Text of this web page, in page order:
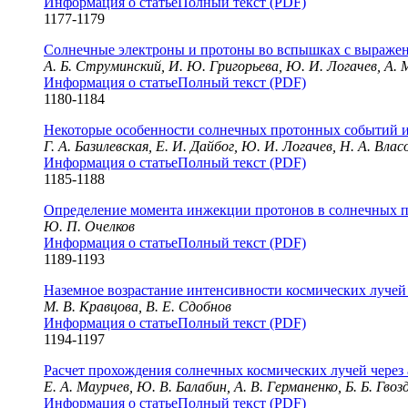
1177-1179
Солнечные электроны и протоны во вспышках с
А. Б. Струминский, И. Ю. Григорьева, Ю. И. Логачев, А.
Информация о статьеПолный текст (PDF)
1180-1184
Некоторые особенности солнечных протонных событий
Г. А. Базилевская, Е. И. Дайбог, Ю. И. Логачев, Н. А.
Информация о статьеПолный текст (PDF)
1185-1188
Определение момента инжекции протонов в солнечных
Ю. П. Очелков
Информация о статьеПолный текст (PDF)
1189-1193
Наземное возрастание интенсивности космических
М. В. Кравцова, В. Е. Сдобнов
Информация о статьеПолный текст (PDF)
1194-1197
Расчет прохождения солнечных космических лучей
Е. А. Маурчев, Ю. В. Балабин, А. В. Германенко, Б. Б.
Информация о статьеПолный текст (PDF)